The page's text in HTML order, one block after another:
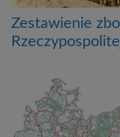
Zestawienie